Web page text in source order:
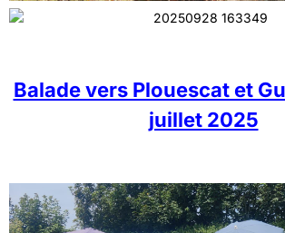
Balade vers Plouescat et
juillet 2025